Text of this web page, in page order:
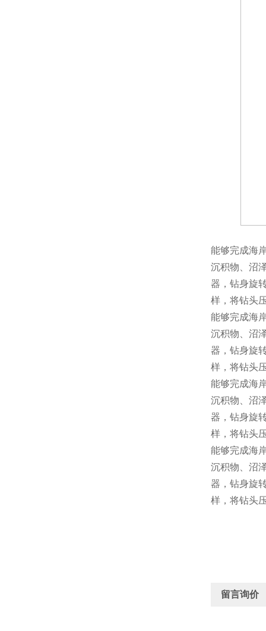
能够完成海
沉积物、沼
器，钻身旋
样，将钻头
能够完成海
沉积物、沼
器，钻身旋
样，将钻头
能够完成海
沉积物、沼
器，钻身旋
样，将钻头
能够完成海
沉积物、沼
器，钻身旋
样，将钻头
留言询价